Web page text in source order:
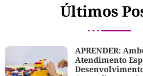
Últimos
APRENDER:
Atendimento